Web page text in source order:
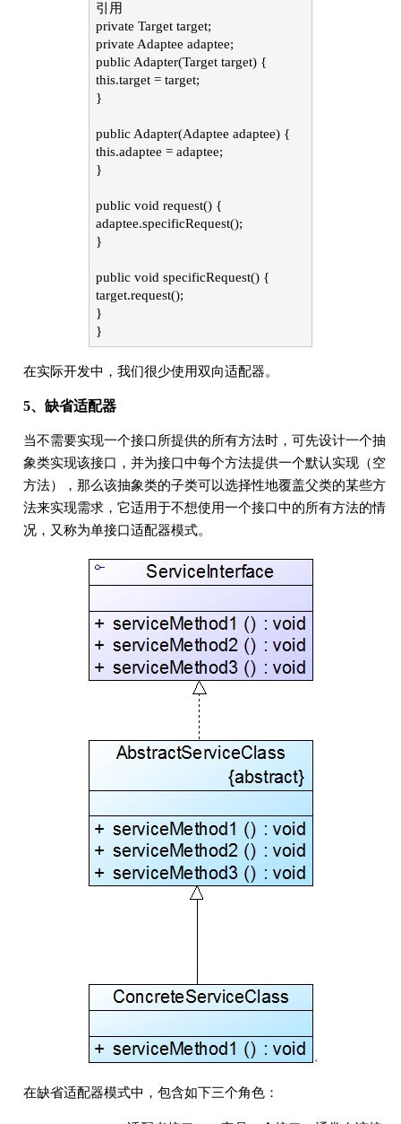
引用
private Target target;
private Adaptee adaptee;
public Adapter(Target target) {
this.target = target;
}
public Adapter(Adaptee adaptee) {
this.adaptee = adaptee;
}
public void request() {
adaptee.specificRequest();
}
public void specificRequest() {
target.request();
}
}
在实际开发中，我们很少使用双向适配器。
5、缺省适配器
当不需要实现一个接口所提供的所有方法时，可先设计一个抽
象类实现该接口，并为接口中每个方法提供一个默认实现（空
方法），那么该抽象类的子类可以选择性地覆盖父类的某些方
法来实现需求，它适用于不想使用一个接口中的所有方法的情
况，又称为单接口适配器模式。
在缺省适配器模式中，包含如下三个角色：